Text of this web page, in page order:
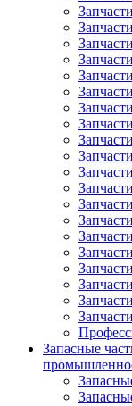
Запасные